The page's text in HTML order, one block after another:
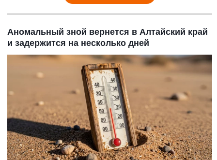
Аномальный зной вернется в Алтайский край
и задержится на несколько дней